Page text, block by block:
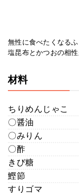
無性に食べたくなるふ
塩昆布とかつおの相
材料
ちりめんじゃこ
〇醤油
〇みりん
〇酢
きび糖
鰹節
すりゴマ